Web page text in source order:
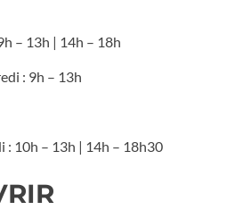
– 13h | 14h – 18h
: 9h – 13h
: 10h – 13h | 14h – 18h30